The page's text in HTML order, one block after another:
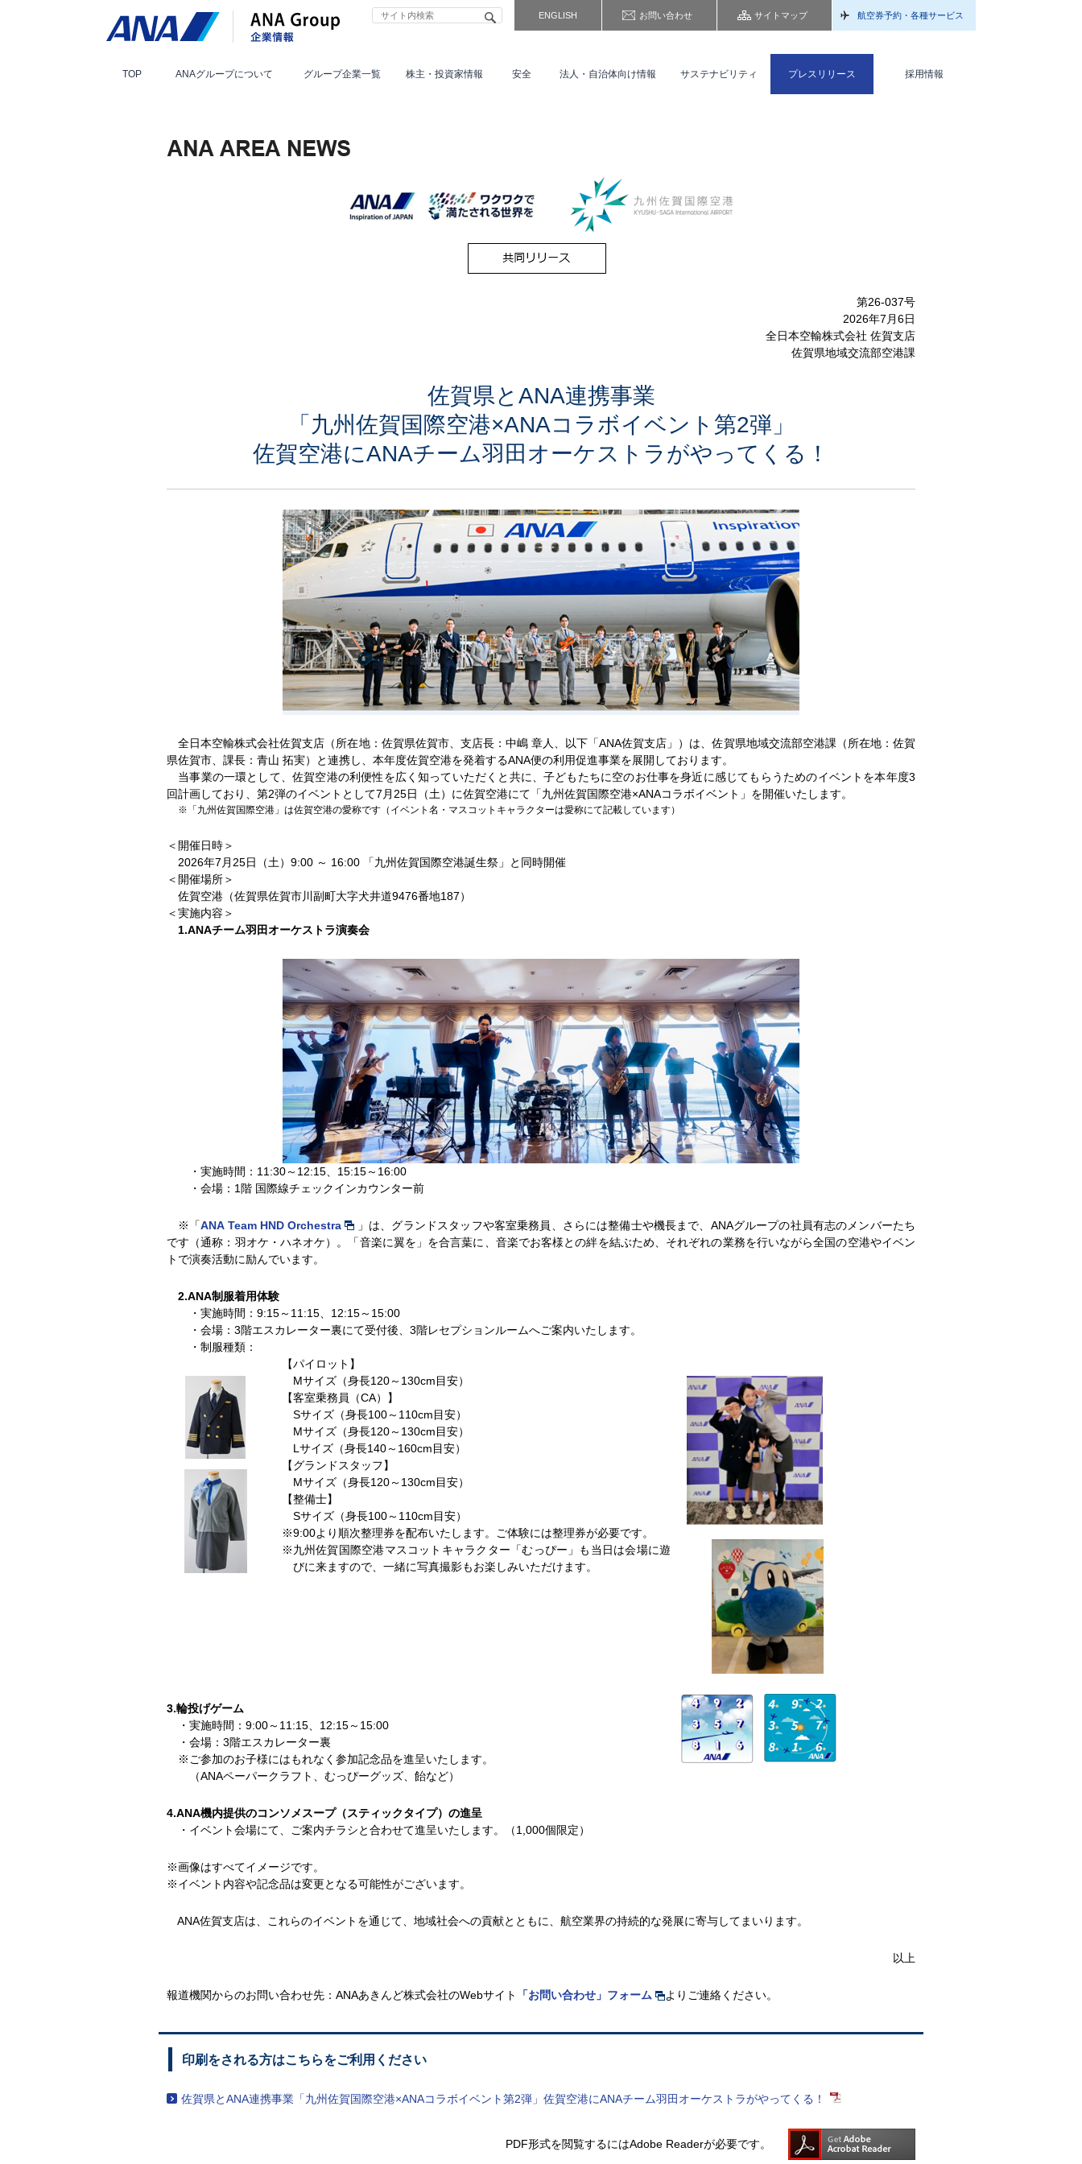
ENGLISH お問い合わせ サイトマップ 航空券予約・各種サービス
TOP ANAグループについて グループ企業一覧 株主・投資家情報 安全 法人・自治体向け情報 サステナビリティ プレスリリース 採用情報
第26-037号
2026年7月6日
全日本空輸株式会社 佐賀支店
佐賀県地域交流部空港課
佐賀県とANA連携事業
「九州佐賀国際空港×ANAコラボイベント第2弾」
佐賀空港にANAチーム羽田オーケストラがやってくる！
全日本空輸株式会社佐賀支店（所在地：佐賀県佐賀市、支店長：中嶋 章人、以下「ANA佐賀支店」）は、佐賀県地域交流部空港課（所在地：佐賀
県佐賀市、課長：青山 拓実）と連携し、本年度佐賀空港を発着するANA便の利用促進事業を展開しております。
当事業の一環として、佐賀空港の利便性を広く知っていただくと共に、子どもたちに空のお仕事を身近に感じてもらうためのイベントを本年度3
回計画しており、第2弾のイベントとして7月25日（土）に佐賀空港にて「九州佐賀国際空港×ANAコラボイベント」を開催いたします。
※「九州佐賀国際空港」は佐賀空港の愛称です（イベント名・マスコットキャラクターは愛称にて記載しています）
＜開催日時＞
2026年7月25日（土）9:00 ～ 16:00 「九州佐賀国際空港誕生祭」と同時開催
＜開催場所＞
佐賀空港（佐賀県佐賀市川副町大字犬井道9476番地187）
＜実施内容＞
1.ANAチーム羽田オーケストラ演奏会
・実施時間：11:30～12:15、15:15～16:00
・会場：1階 国際線チェックインカウンター前
※「ANA Team HND Orchestra
」は、グランドスタッフや客室乗務員、さらには整備士や機長まで、ANAグループの社員有志のメンバーたち
です（通称：羽オケ・ハネオケ）。「音楽に翼を」を合言葉に、音楽でお客様との絆を結ぶため、それぞれの業務を行いながら全国の空港やイベン
トで演奏活動に励んでいます。
2.ANA制服着用体験
・実施時間：9:15～11:15、12:15～15:00
・会場：3階エスカレーター裏にて受付後、3階レセプションルームへご案内いたします。
・制服種類：
【パイロット】
Mサイズ（身長120～130cm目安）
【客室乗務員（CA）】
Sサイズ（身長100～110cm目安）
Mサイズ（身長120～130cm目安）
Lサイズ（身長140～160cm目安）
【グランドスタッフ】
Mサイズ（身長120～130cm目安）
【整備士】
Sサイズ（身長100～110cm目安）
※9:00より順次整理券を配布いたします。ご体験には整理券が必要です。
※九州佐賀国際空港マスコットキャラクター「むっぴー」も当日は会場に遊
びに来ますので、一緒に写真撮影もお楽しみいただけます。
3.輪投げゲーム
・実施時間：9:00～11:15、12:15～15:00
・会場：3階エスカレーター裏
※ご参加のお子様にはもれなく参加記念品を進呈いたします。
（ANAペーパークラフト、むっぴーグッズ、飴など）
4.ANA機内提供のコンソメスープ（スティックタイプ）の進呈
・イベント会場にて、ご案内チラシと合わせて進呈いたします。（1,000個限定）
※画像はすべてイメージです。
※イベント内容や記念品は変更となる可能性がございます。
ANA佐賀支店は、これらのイベントを通じて、地域社会への貢献とともに、航空業界の持続的な発展に寄与してまいります。
以上
報道機関からのお問い合わせ先： ANAあきんど株式会社のWebサイト 「お問い合わせ」フォーム よりご連絡ください。
印刷をされる方はこちらをご利用ください
佐賀県とANA連携事業「九州佐賀国際空港×ANAコラボイベント第2弾」佐賀空港にANAチーム羽田オーケストラがやってくる！
PDF形式を閲覧するにはAdobe Readerが必要です。